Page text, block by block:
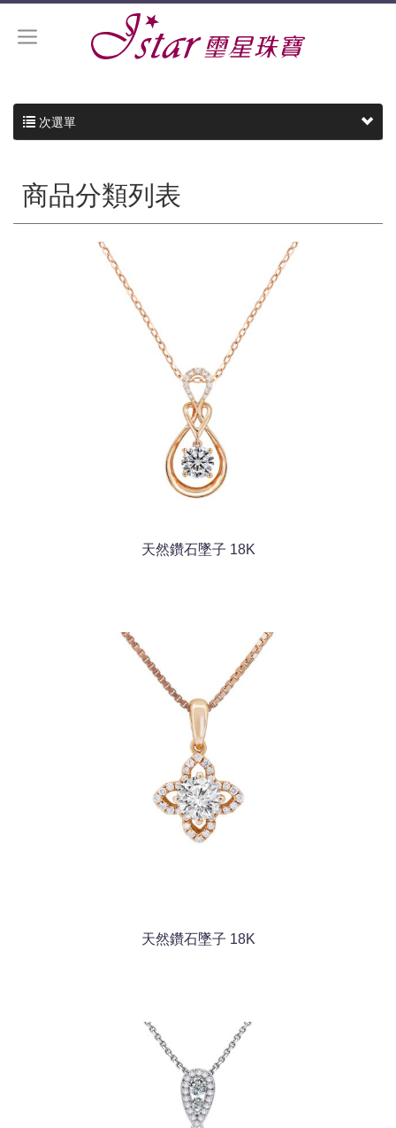
次選單
商品分類列表
天然鑽石墜子 18K
天然鑽石墜子 18K